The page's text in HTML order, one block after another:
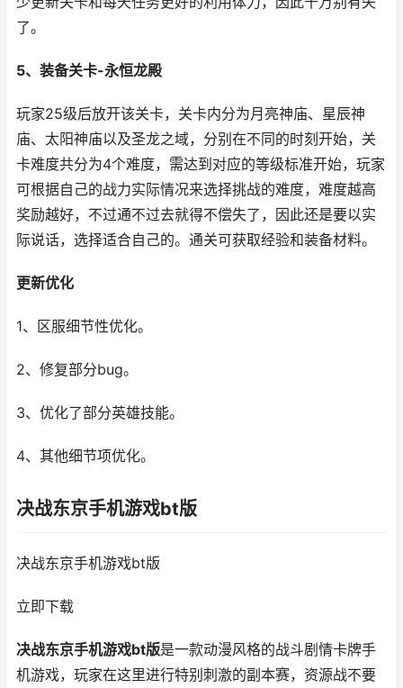
了。
5、装备关卡-永恒龙殿
玩家25级后放开该关卡，关卡内分为月亮神庙、星辰神
庙、太阳神庙以及圣龙之域，分别在不同的时刻开始，关
卡难度共分为4个难度，需达到对应的等级标准开始，玩家
可根据自己的战力实际情况来选择挑战的难度，难度越高
奖励越好，不过通不过去就得不偿失了，因此还是要以实
际说话，选择适合自己的。通关可获取经验和装备材料。
更新优化
1、区服细节性优化。
2、修复部分bug。
3、优化了部分英雄技能。
4、其他细节项优化。
决战东京手机游戏bt版
决战东京手机游戏bt版
立即下载
决战东京手机游戏bt版是一款动漫风格的战斗剧情卡牌手
机游戏，玩家在这里进行特别刺激的副本赛，资源战不要